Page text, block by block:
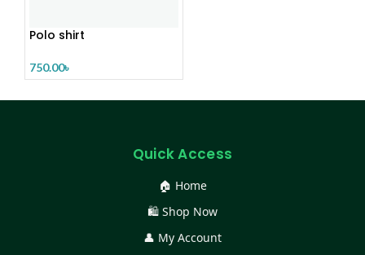
Polo shirt
750.00৳
Quick Access
🏠 Home
🛍️ Shop Now
👤 My Account